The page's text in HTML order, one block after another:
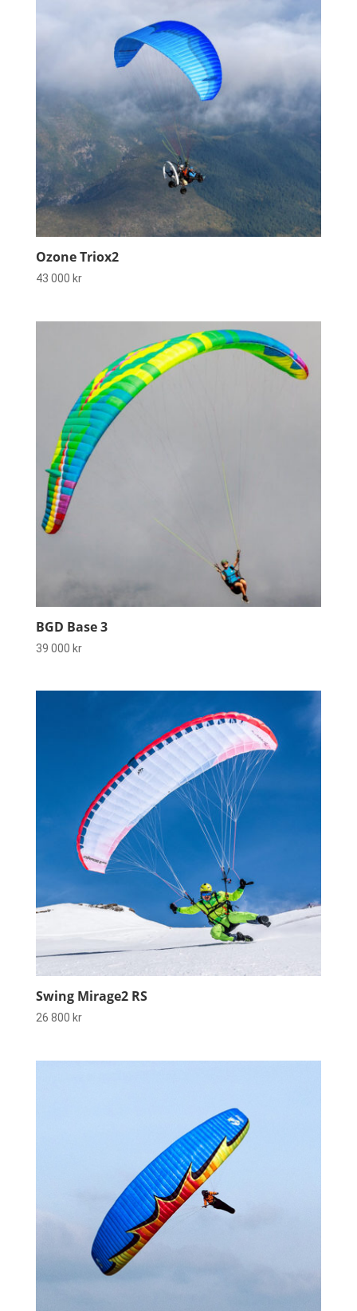
Ozone Triox2
43 000 kr
BGD Base 3
39 000 kr
Swing Mirage2 RS
26 800 kr